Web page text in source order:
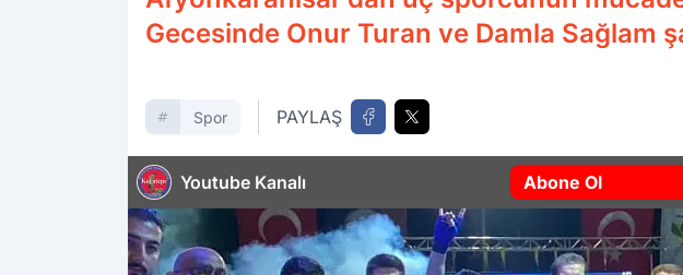
Gecesinde Onur Turan ve Damla Sağlam
Spor PAYLAŞ
Youtube Kanalı Abone Ol